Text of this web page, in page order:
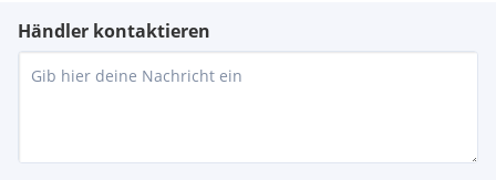
Händler kontaktieren